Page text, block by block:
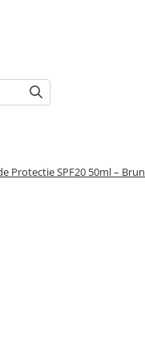
Protectie SPF20 50ml –